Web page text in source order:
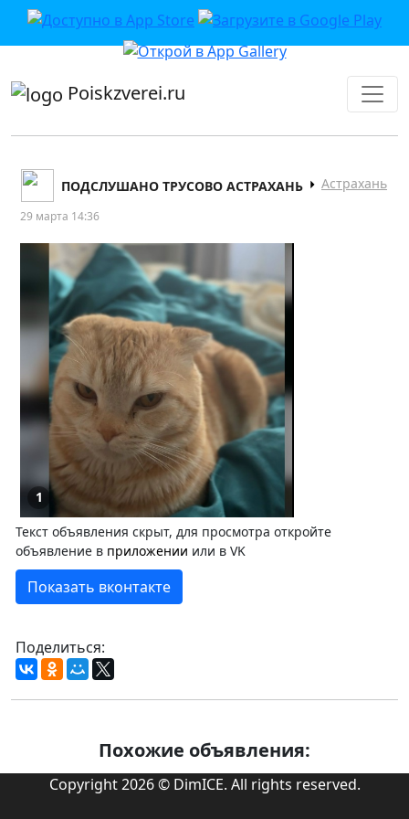
приложении или в VK">
Poiskzverei.ru
ПОДСЛУШАНО ТРУСОВО АСТРАХАНЬ Астрахань
29 марта 14:36
1
Текст объявления скрыт, для просмотра откройте
объявление в приложении или в VK
Показать вконтакте
Поделиться:
Похожие объявления:
Copyright 2026 © DimICE. All rights reserved.